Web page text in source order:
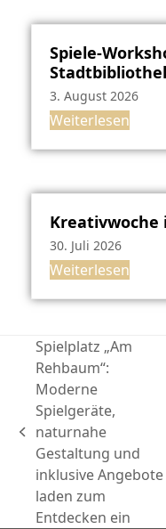
Spiele-
3. August 2026
Weiterlesen
Kreativwoche
30. Juli 2026
Weiterlesen
vorheriger
Beitrag:
Spielplatz „Am
Rehbaum“:
Moderne
Spielgeräte,
naturnahe
Gestaltung und
inklusive Angebote
laden zum
Entdecken ein